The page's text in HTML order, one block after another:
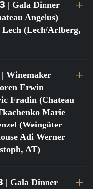
| Gala Dinner
Angelus)
Lech (Lech/Arlberg,
| Winemaker
Erwin
Fradin (Chateau
Marie
(Weingüter
Adi Werner
AT)
| Gala Dinner